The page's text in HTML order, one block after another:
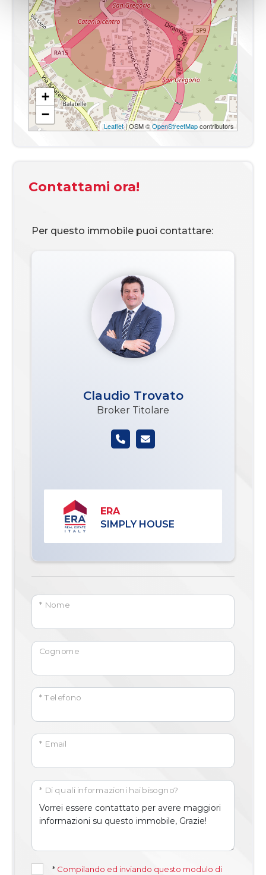
+
−
Leaflet| OSM ©OpenStreetMapcontributors
Contattami ora!
Per questo immobile puoi contattare:
Claudio Trovato
Broker Titolare
ERA
SIMPLY HOUSE
* Nome
Cognome
* Telefono
* Email
* Di quali informazioni hai bisogno?
* Compilando ed inviando questo modulo di